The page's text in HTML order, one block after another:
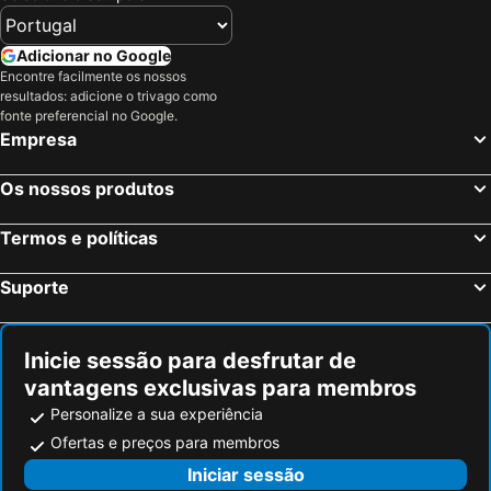
Quinta Arruba Guest House
Quinta Alcarias
Coração da Cidade
Quinta Luz do Sol
Adicionar no Google
Encontre facilmente os nossos
resultados: adicione o trivago como
fonte preferencial no Google.
Empresa
Os nossos produtos
Termos e políticas
Suporte
Inicie sessão para desfrutar de
vantagens exclusivas para membros
Personalize a sua experiência
Ofertas e preços para membros
Iniciar sessão